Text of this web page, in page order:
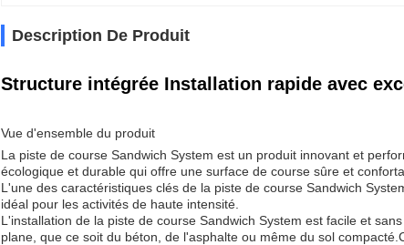
Description De Produit
Structure intégrée Installation rapide avec
Vue d'ensemble du produit
La piste de course Sandwich System est un produit innovant et
écologique et durable qui offre une surface de course sûre et
L'une des caractéristiques clés de la piste de course Sandwich
idéal pour les activités de haute intensité.
L'installation de la piste de course Sandwich System est facile et
plane, que ce soit du béton, de l'asphalte ou même du sol